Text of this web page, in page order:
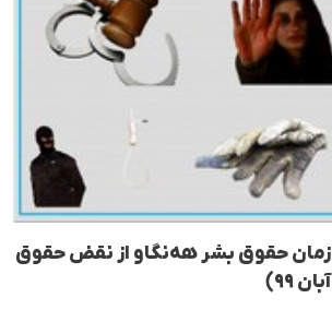
حقوق بشر هەنگاو از نقض حقوق
٩٩)